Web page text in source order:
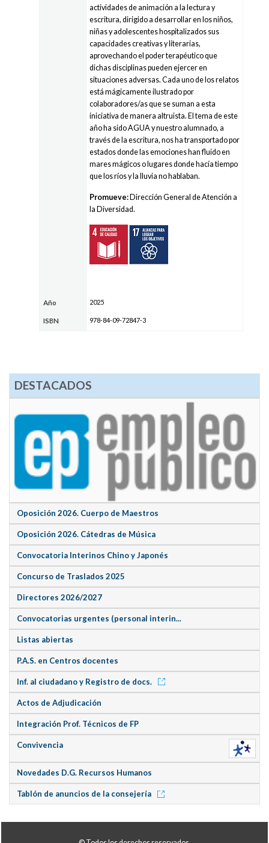
actividades de animación a la lectura y
escritura, dirigido a desarrollar en los niños,
niñas y adolescentes hospitalizados sus
capacidades creativas y literarias,
aprovechando el poder terapéutico que
dichas disciplinas pueden ejercer en
situaciones adversas. Cada uno de los relatos
está mágicamente ilustrado por
colaboradores/as que se suman a esta
iniciativa de manera altruista. El tema de este
año ha sido AGUA y nuestro alumnado, a
través de la escritura, nos ha transportado por
estados donde las emociones han fluido en
mares mágicos o lugares donde hacía tiempo
que los ríos y la lluvia no hablaban.
Promueve: Dirección General de Atención a
la Diversidad.
Año 2025
ISBN 978-84-09-72847-3
DESTACADOS
Oposición 2026. Cuerpo de Maestros
Oposición 2026. Cátedras de Música
Convocatoria Interinos Chino y Japonés
Concurso de Traslados 2025
Directores 2026/2027
Convocatorias urgentes (personal interin...
Listas abiertas
P.A.S. en Centros docentes
Inf. al ciudadano y Registro de docs.
Actos de Adjudicación
Integración Prof. Técnicos de FP
Convivencia
Novedades D.G. Recursos Humanos
Tablón de anuncios de la consejería